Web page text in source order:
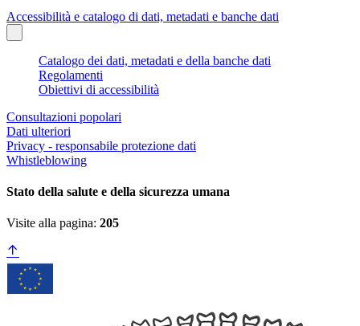
Accessibilità e catalogo di dati, metadati e banche dati
Catalogo dei dati, metadati e della banche dati
Regolamenti
Obiettivi di accessibilità
Consultazioni popolari
Dati ulteriori
Privacy - responsabile protezione dati
Whistleblowing
Stato della salute e della sicurezza umana
Visite alla pagina: 205